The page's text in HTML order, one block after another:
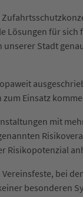
Lösungen für sich
Stadt
Einsatz
mit
Risikopotenzial
bei
besonderen